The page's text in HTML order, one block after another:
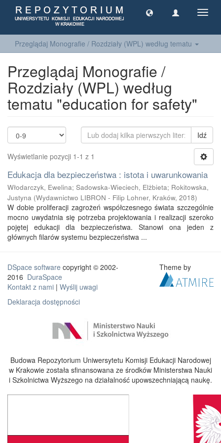
Przeglądaj Monografie / Rozdziały (WPL) według tematu
Przeglądaj Monografie /
Rozdziały (WPL) według
tematu "education for safety"
Idź
Wyświetlanie pozycji 1-1 z 1
Edukacja dla bezpieczeństwa : istota i uwarunkowania
Włodarczyk, Ewelina; Sadowska-Wieciech, Elżbieta; Rokitowska,
Justyna (Wydawnictwo LIBRON - Filip Lohner, Kraków, 2018)
W dobie proliferacji zagrożeń współczesnego świata szczególnie
mocno uwydatnia się potrzeba projektowania i realizacji szeroko
pojętej edukacji dla bezpieczeństwa. Stanowi ona jeden z
głównych filarów systemu bezpieczeństwa ...
DSpace software copyright © 2002-
2016 DuraSpace
Kontakt z nami | Wyślij uwagi
Deklaracja dostępności
Theme by
Budowa Repozytorium Uniwersytetu Komisji Edukacji Narodowej
w Krakowie została sfinansowana ze środków Ministerstwa Nauki
i Szkolnictwa Wyższego na działalność upowszechniającą naukę.